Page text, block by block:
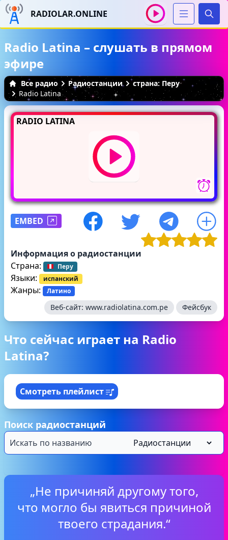
RADIOLAR.ONLINE
Radio Latina – слушать в прямом
эфире
Все радио Радиостанции
страна: Перу
Radio Latina
RADIO LATINA
EMBED
Информация о радиостанции
Страна:
Перу
Языки: испанский
Жанры: Латино
Веб-сайт: www.radiolatina.com.pe Фейсбук
Что сейчас играет на Radio
Latina?
Смотреть плейлист
Поиск радиостанций
„Не причиняй другому того,
что могло бы явиться причиной
твоего страдания.“